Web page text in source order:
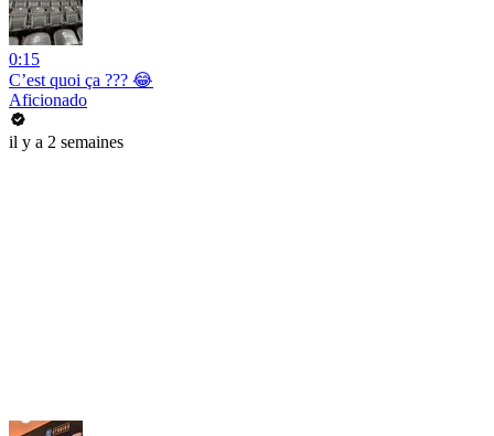
0:15
C’est quoi ça ??? 😂
Aficionado
il y a 2 semaines